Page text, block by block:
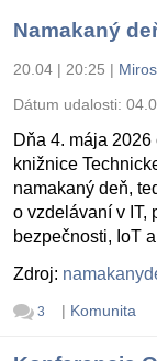
Namakaný
20.04 | 20:25 |
Dátum udalosti:
Dňa 4. mája
knižnice
namakaný deň,
o vzdelávaní v IT,
bezpečnosti, IoT
Zdroj:
3 | Komunita